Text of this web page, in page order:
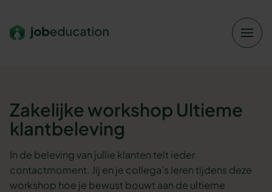
Zakelijke workshop Ultieme
klantbeleving
In de beleving van jullie klanten telt ieder
contactmoment. Jij en je collega’s leren tijdens deze
workshop hoe je bewust bouwt aan de ultieme